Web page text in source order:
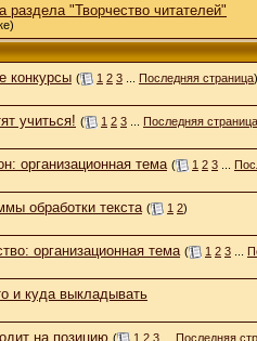
раздела "Творчество читателей"
конкурсы ( 1 2 3 Последняя страница)
учиться! ( 1 2 3
Последняя страница
организационная тема ( 1 2 3
обработки текста ( 1 2)
организационная тема ( 1 2 3
и куда выкладывать
на позицию ( 1 2 3
Последняя